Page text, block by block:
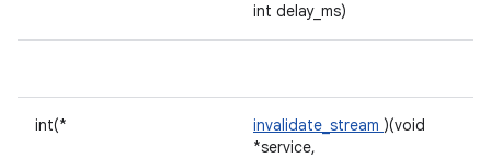
int delay_ms)
int(* invalidate_stream )(void
*service,